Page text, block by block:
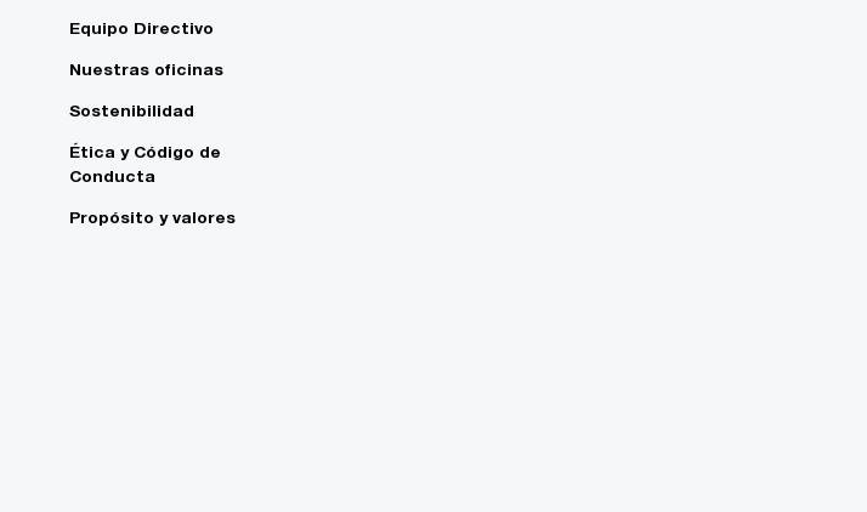
Equipo Directivo
Nuestras oficinas
Sostenibilidad
Ética y Código de
Conducta
Propósito y valores